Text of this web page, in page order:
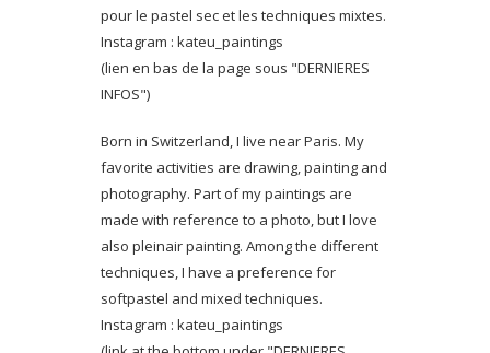
pour le pastel sec et les techniques mixtes.
Instagram : kateu_paintings
(lien en bas de la page sous "DERNIERES
INFOS")
Born in Switzerland, I live near Paris. My
favorite activities are drawing, painting and
photography. Part of my paintings are
made with reference to a photo, but I love
also pleinair painting. Among the different
techniques, I have a preference for
softpastel and mixed techniques.
Instagram : kateu_paintings